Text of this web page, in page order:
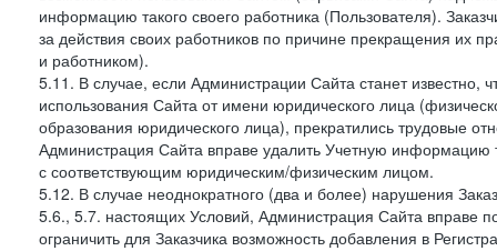
информацию такого своего работника (Пользователя).
за действия своих работников по причине прекращения их
и работником).
5.11. В случае, если Администрации Сайта станет
использования Сайта от имени юридического лица
образования юридического лица), прекратились трудовые
Администрация Сайта вправе удалить Учетную информацию
с соответствующим юридическим/физическим лицом.
5.12. В случае неоднократного (два и более) нарушения
5.6., 5.7. настоящих Условий, Администрация Сайта вправе
ограничить для Заказчика возможность добавления в